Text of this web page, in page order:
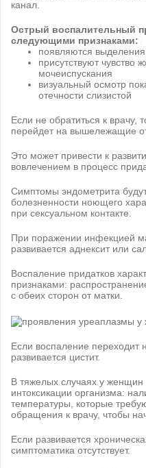
канал.
Острый воспалительный
следующими признаками:
появляются выделения
присутствуют чувство
мочеиспускания
визуальный осмотр
отечности слизистой
Если не обратиться к врачу,
перейдет на вышележащие
Это может привести к
вовлечением в процесс
Симптомы эндометрита
болезненности ноющего
при сексуальном контакте.
При поражении инфекцией
развивается аднексит или
Воспаление придатков
признаками:
с обеих сторон от матки.
Если воспаление переходит
развивается цистит.
В тяжелых случаях у
интоксикации организма:
температуры, которые
обращения к врачу, чтобы
Если развивается
симптоматика отсутствует.